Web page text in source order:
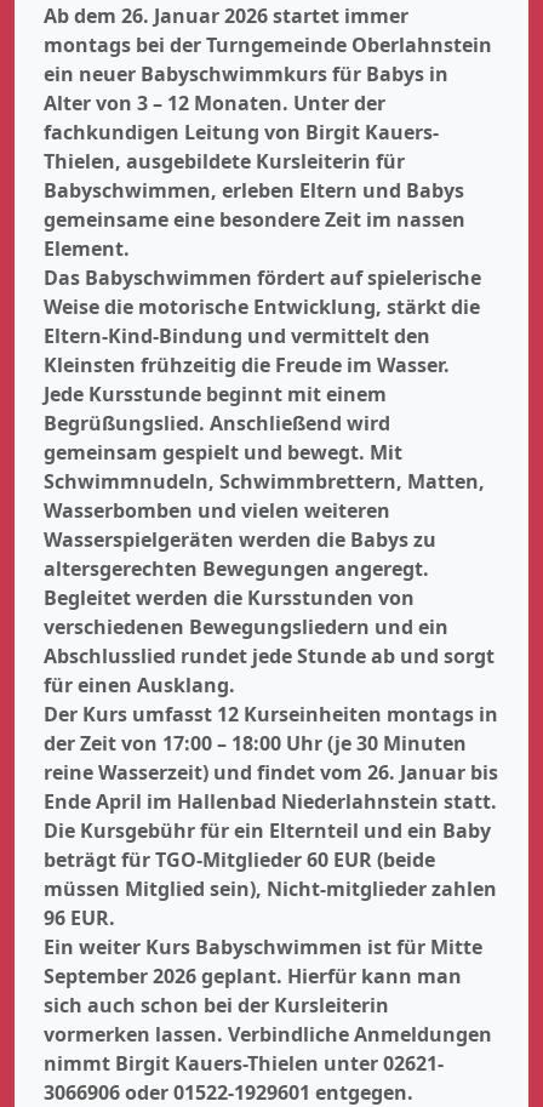
Ab dem 26. Januar 2026 startet immer
montags bei der Turngemeinde Oberlahnstein
ein neuer Babyschwimmkurs für Babys in
Alter von 3 – 12 Monaten. Unter der
fachkundigen Leitung von Birgit Kauers-
Thielen, ausgebildete Kursleiterin für
Babyschwimmen, erleben Eltern und Babys
gemeinsame eine besondere Zeit im nassen
Element.
Das Babyschwimmen fördert auf spielerische
Weise die motorische Entwicklung, stärkt die
Eltern-Kind-Bindung und vermittelt den
Kleinsten frühzeitig die Freude im Wasser.
Jede Kursstunde beginnt mit einem
Begrüßungslied. Anschließend wird
gemeinsam gespielt und bewegt. Mit
Schwimmnudeln, Schwimmbrettern, Matten,
Wasserbomben und vielen weiteren
Wasserspielgeräten werden die Babys zu
altersgerechten Bewegungen angeregt.
Begleitet werden die Kursstunden von
verschiedenen Bewegungsliedern und ein
Abschlusslied rundet jede Stunde ab und sorgt
für einen Ausklang.
Der Kurs umfasst 12 Kurseinheiten montags in
der Zeit von 17:00 – 18:00 Uhr (je 30 Minuten
reine Wasserzeit) und findet vom 26. Januar bis
Ende April im Hallenbad Niederlahnstein statt.
Die Kursgebühr für ein Elternteil und ein Baby
beträgt für TGO-Mitglieder 60 EUR (beide
müssen Mitglied sein), Nicht-mitglieder zahlen
96 EUR.
Ein weiter Kurs Babyschwimmen ist für Mitte
September 2026 geplant. Hierfür kann man
sich auch schon bei der Kursleiterin
vormerken lassen. Verbindliche Anmeldungen
nimmt Birgit Kauers-Thielen unter 02621-
3066906 oder 01522-1929601 entgegen.